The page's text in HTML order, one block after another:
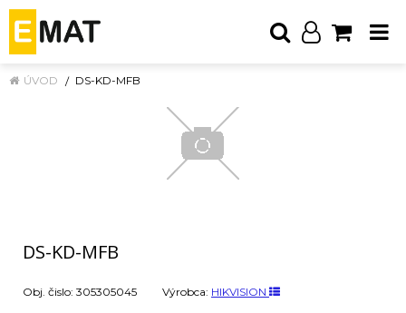
ÚVOD DS-KD-MFB
DS-KD-MFB
Obj. čislo: 305305045 Výrobca: HIKVISION